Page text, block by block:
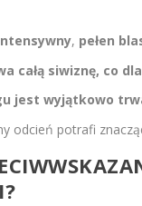
, pełen
całą siwiznę, co
jest wyjątkowo
odcień potrafi